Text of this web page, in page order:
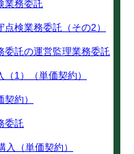
業務委託
検業務委託（その2）
委託の運営監理業務委託
1）（単価契約）
約）
委託
（単価契約）